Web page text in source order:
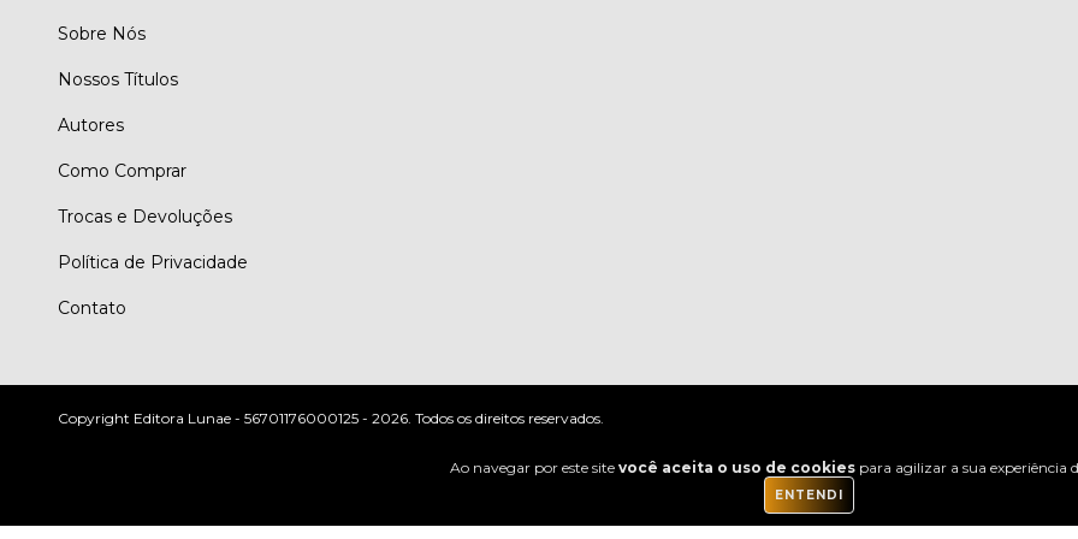
Ao navegar por este site você aceita o uso de cookiespara agilizar a sua experiência
ENTENDI
Sobre Nós
Nossos Títulos
Autores
Como Comprar
Trocas e Devoluções
Política de Privacidade
Contato
Copyright Editora Lunae - 56701176000125 - 2026. Todos os direitos reservados.